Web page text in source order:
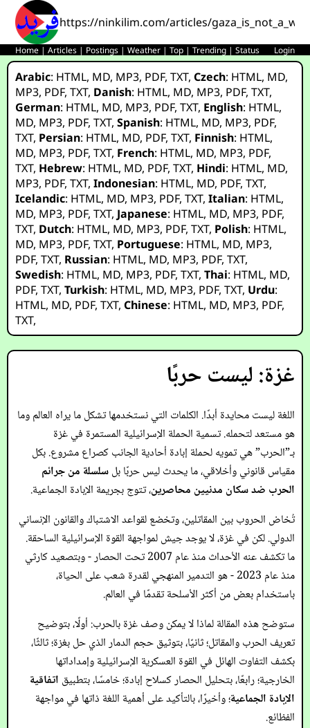
https://ninkilim.com/articles/
Home |Articles | Postings |Weather |Top |Trending |Status Login
Arabic: HTML, MD, MP3, PDF,TXT,Czech: HTML, MD,
MP3, PDF,TXT, Danish: HTML, MD, MP3, PDF,TXT,
German: HTML, MD, MP3, PDF,TXT, English: HTML,
MD, MP3, PDF,TXT,Spanish: HTML, MD, MP3, PDF,
TXT, Persian: HTML, MD, PDF,TXT, Finnish: HTML,
MD, MP3, PDF,TXT, French: HTML, MD, MP3, PDF,
TXT, Hebrew: HTML, MD, PDF,TXT, Hindi: HTML, MD,
MP3, PDF,TXT,Indonesian: HTML, MD, PDF,TXT,
Icelandic: HTML, MD, MP3, PDF,TXT,Italian: HTML,
MD, MP3, PDF,TXT, Japanese: HTML, MD, MP3, PDF,
TXT, Dutch: HTML, MD, MP3, PDF,TXT, Polish: HTML,
MD, MP3, PDF,TXT, Portuguese: HTML, MD, MP3,
PDF,TXT, Russian: HTML, MD, MP3, PDF,TXT,
Swedish: HTML, MD, MP3, PDF,TXT,Thai: HTML, MD,
PDF,TXT,Turkish: HTML, MD, MP3, PDF,TXT, Urdu:
HTML, MD, PDF,TXT,Chinese: HTML, MD, MP3, PDF,
TXT,
غزة: ليست حربًا
اللغة ليست محايدة أبدًا. الكلمات التي نستخدمها تشكل ما يراه العالم وما
هو مستعد لتحمله. تسمية الحملة الإسرائيلية المستمرة في غزة
بـ”الحرب” هي تمويه لحملة إبادة أحادية الجانب كصراع مشروع. بكل
مقياس قانوني وأخلاقي، ما يحدث ليس حربًا بلسلسلة من جرائم
الحرب ضد سكان مدنيين محاصرين، تتوج بجريمة الإبادة الجماعية.
تُخاض الحروب بين المقاتلين، وتخضع لقواعد الاشتباك والقانون الإنساني
الدولي. لكن في غزة، لا يوجد جيش لمواجهة القوة الإسرائيلية الساحقة.
ما تكشف عنه الأحداث منذ عام 2007 تحت الحصار - وبتصعيد كارثي
منذ عام 2023 - هو التدمير المنهجي لقدرة شعب على الحياة،
باستخدام بعض من أكثر الأسلحة تقدمًا في العالم.
ستوضح هذه المقالة لماذا لا يمكن وصف غزة بالحرب: أولًا، بتوضيح
تعريف الحرب والمقاتل؛ ثانيًا، بتوثيق حجم الدمار الذي حل بغزة؛ ثالثًا،
بكشف التفاوت الهائل في القوة العسكرية الإسرائيلية وإمداداتها
الخارجية؛ رابعًا، بتحليل الحصار كسلاح إبادة؛ خامسًا، بتطبيق اتفاقية
الإبادة الجماعية؛ وأخيرًا، بالتأكيد على أهمية اللغة ذاتها في مواجهة
الفظائع.